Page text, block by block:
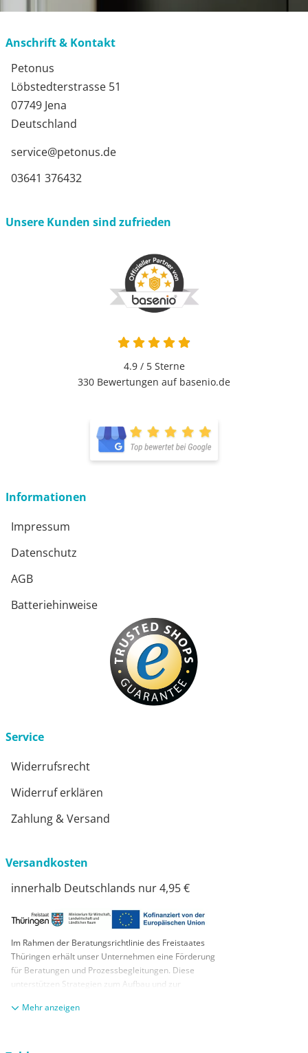
Anschrift & Kontakt
Petonus
Löbstedterstrasse 51
07749 Jena
Deutschland
service@petonus.de
03641 376432
Unsere Kunden sind zufrieden
4.9 von 5
4.9 / 5Sterne
330 Bewertungen auf basenio.de
öffnet in neuem Fenster
Informationen
Impressum
Datenschutz
AGB
Batteriehinweise
Service
Widerrufsrecht
Widerruf erklären
Zahlung & Versand
Versandkosten
innerhalb Deutschlands nur 4,95 €
Im Rahmen der Beratungsrichtlinie des Freistaates
Thüringen erhält unser Unternehmen eine Förderung
für Beratungen und Prozessbegleitungen. Diese
unterstützen Strategien zum Aufbau und zur
KMUs. Die daraus resultierenden Ergebnisse und
anzeigen